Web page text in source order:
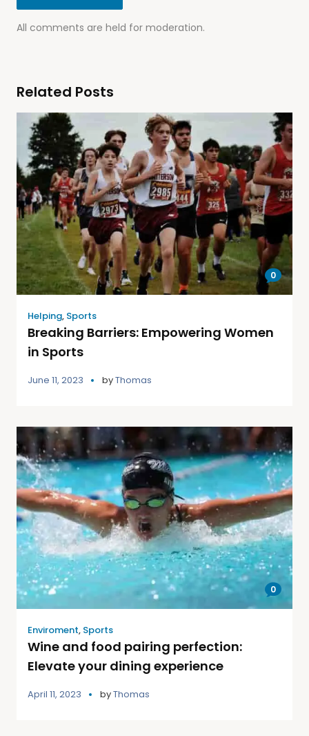
All comments are held for moderation.
Related Posts
0
Helping, Sports
Breaking Barriers: Empowering Women
in Sports
June 11, 2023 byThomas
0
Enviroment, Sports
Wine and food pairing perfection:
Elevate your dining experience
April 11, 2023 byThomas